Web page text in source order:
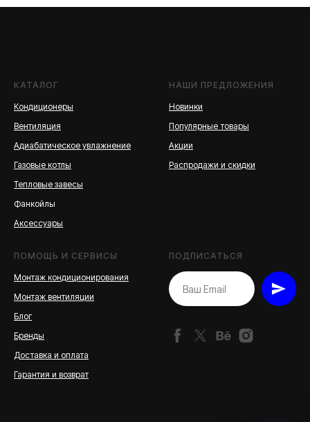
КАТАЛОГ
Кондиционеры
Вентиляция
Адиабатическое увлажнение
Газовые котлы
Тепловые завесы
Фанкойлы
Аксессуары
НАШИ ПРЕДЛОЖЕНИЯ
Новинки
Популярные товары
Акции
Распродажи и скидки
ПОМОЩЬ И СЕРВИСЫ
Монтаж кондиционирования
Монтаж вентиляции
Блог
Бренды
Доставка и оплата
Гарантия и возврат
ПОДПИСАТЬСЯ